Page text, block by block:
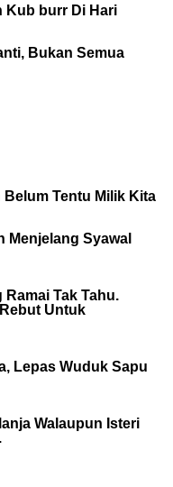
Kub burr Di Hari
Bukan Semua
Tentu Milik Kita
Menjelang Syawal
Ramai Tak Tahu.
Untuk
Lepas Wuduk Sapu
Walaupun Isteri